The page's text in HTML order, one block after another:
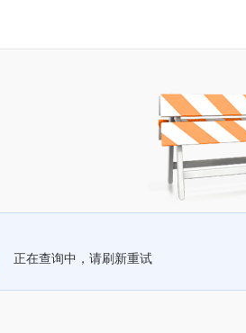
正在查询中，请刷新重试